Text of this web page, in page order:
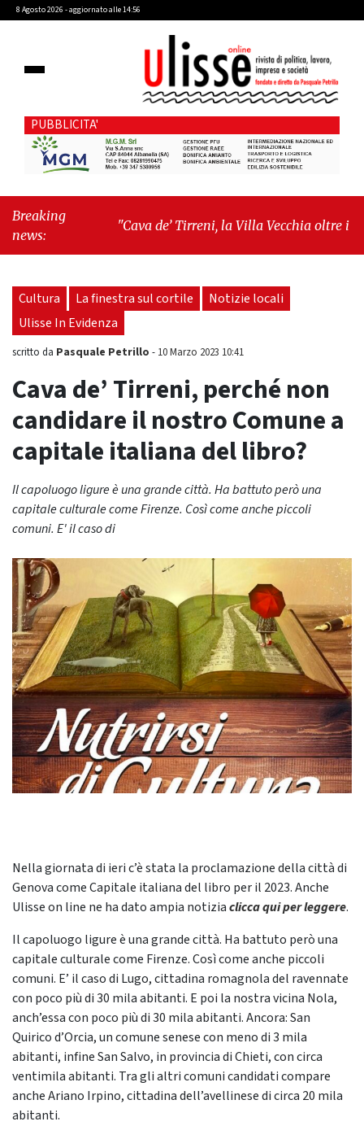
8 Agosto 2026 - aggiornato alle 14:56
PUBBLICITA'
Breaking
news:
"Cava de’ Tirreni, la Villa Vecchia oltre i vandali:
consiliare: “Serve chiarezza!”"
Cultura La finestra sul cortile
Notizie locali
Ulisse In Evidenza
scritto da Pasquale Petrillo - 10 Marzo 2023 10:41
Cava de’ Tirreni, perché non
candidare il nostro Comune a
capitale italiana del libro?
Il capoluogo ligure è una grande città. Ha battuto però una
capitale culturale come Firenze. Così come anche piccoli
comuni. E' il caso di
Nella giornata di ieri c’è stata la proclamazione della città di
Genova come Capitale italiana del libro per il 2023. Anche
Ulisse on line ne ha dato ampia notiziaclicca qui per leggere.
Il capoluogo ligure è una grande città. Ha battuto però una
capitale culturale come Firenze. Così come anche piccoli
comuni. E’ il caso di Lugo, cittadina romagnola del ravennate
con poco più di 30 mila abitanti. E poi la nostra vicina Nola,
anch’essa con poco più di 30 mila abitanti. Ancora: San
Quirico d’Orcia, un comune senese con meno di 3 mila
abitanti, infine San Salvo, in provincia di Chieti, con circa
ventimila abitanti. Tra gli altri comuni candidati compare
anche Ariano Irpino, cittadina dell’avellinese di circa 20 mila
abitanti.